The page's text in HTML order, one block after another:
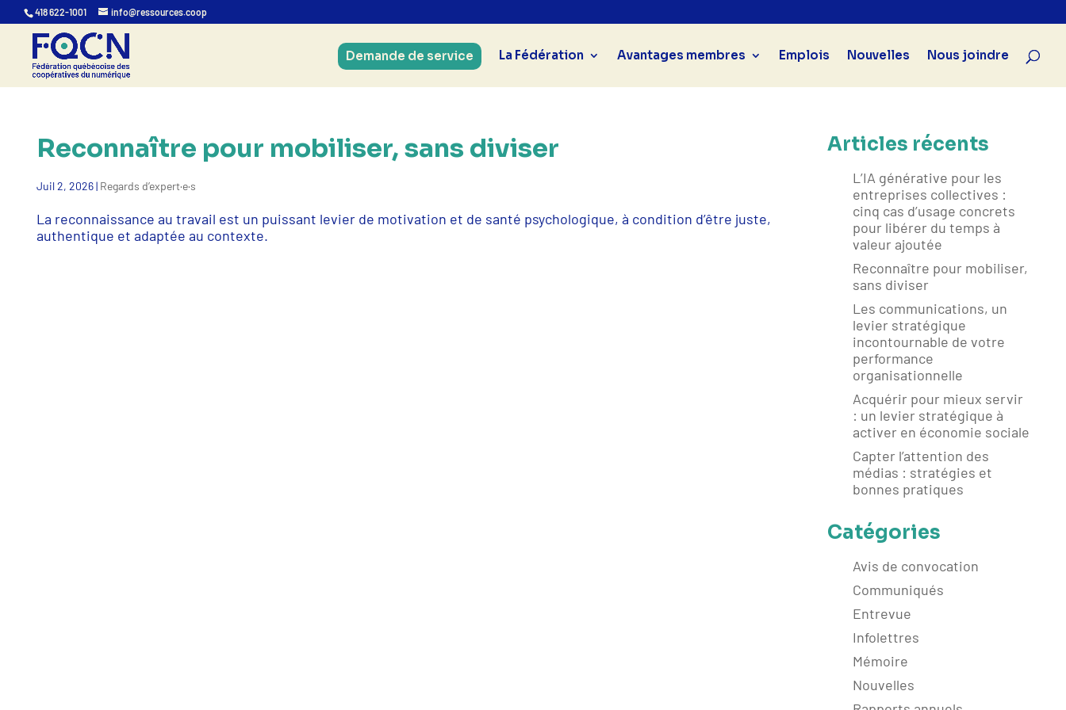
418 622-1001 info@ressources.coop
Demande de service La Fédération Avantages membres Emplois Nouvelles Nous joindre
Reconnaître pour mobiliser, sans diviser
Juil 2, 2026| Regards d’expert·e·s
La reconnaissance au travail est un puissant levier de motivation et de santé psychologique, à condition d’être juste,
authentique et adaptée au contexte.
Articles récents
L’IA générative pour les
entreprises collectives :
cinq cas d’usage concrets
pour libérer du temps à
valeur ajoutée
Reconnaître pour mobiliser,
sans diviser
Les communications, un
levier stratégique
incontournable de votre
performance
organisationnelle
Acquérir pour mieux servir
: un levier stratégique à
activer en économie sociale
Capter l’attention des
médias : stratégies et
bonnes pratiques
Catégories
Avis de convocation
Communiqués
Entrevue
Infolettres
Mémoire
Nouvelles